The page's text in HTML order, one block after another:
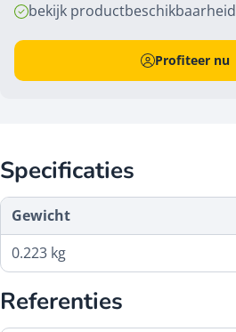
bekijk productbeschikbaarheid
Profiteer nu
Specificaties
Gewicht
0.223 kg
Referenties